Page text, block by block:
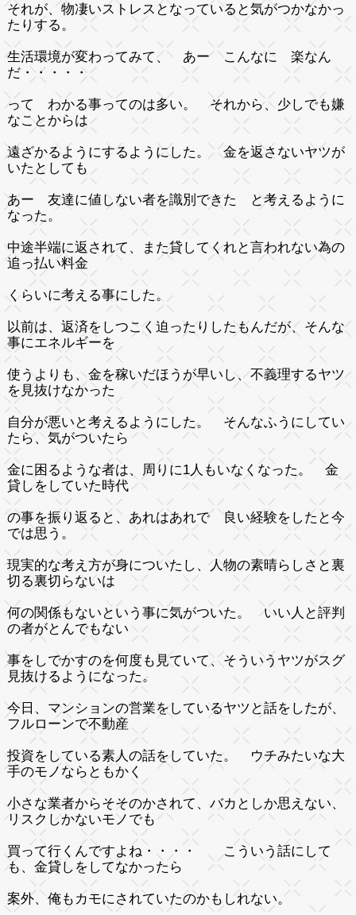
それが、物凄いストレスとなっていると気がつかなかっ
たりする。
生活環境が変わってみて、 あー こんなに 楽なん
だ・・・・・
って わかる事ってのは多い。 それから、少しでも嫌
なことからは
遠ざかるようにするようにした。 金を返さないヤツが
いたとしても
あー 友達に値しない者を識別できた と考えるように
なった。
中途半端に返されて、また貸してくれと言われない為の
追っ払い料金
くらいに考える事にした。
以前は、返済をしつこく迫ったりしたもんだが、そんな
事にエネルギーを
使うよりも、金を稼いだほうが早いし、不義理するヤツ
を見抜けなかった
自分が悪いと考えるようにした。 そんなふうにしてい
たら、気がついたら
金に困るような者は、周りに1人もいなくなった。 金
貸しをしていた時代
の事を振り返ると、あれはあれで 良い経験をしたと今
では思う。
現実的な考え方が身についたし、人物の素晴らしさと裏
切る裏切らないは
何の関係もないという事に気がついた。 いい人と評判
の者がとんでもない
事をしでかすのを何度も見ていて、そういうヤツがスグ
見抜けるようになった。
今日、マンションの営業をしているヤツと話をしたが、
フルローンで不動産
投資をしている素人の話をしていた。 ウチみたいな大
手のモノならともかく
小さな業者からそそのかされて、バカとしか思えない、
リスクしかないモノでも
買って行くんですよね・・・・ こういう話にして
も、金貸しをしてなかったら
案外、俺もカモにされていたのかもしれない。